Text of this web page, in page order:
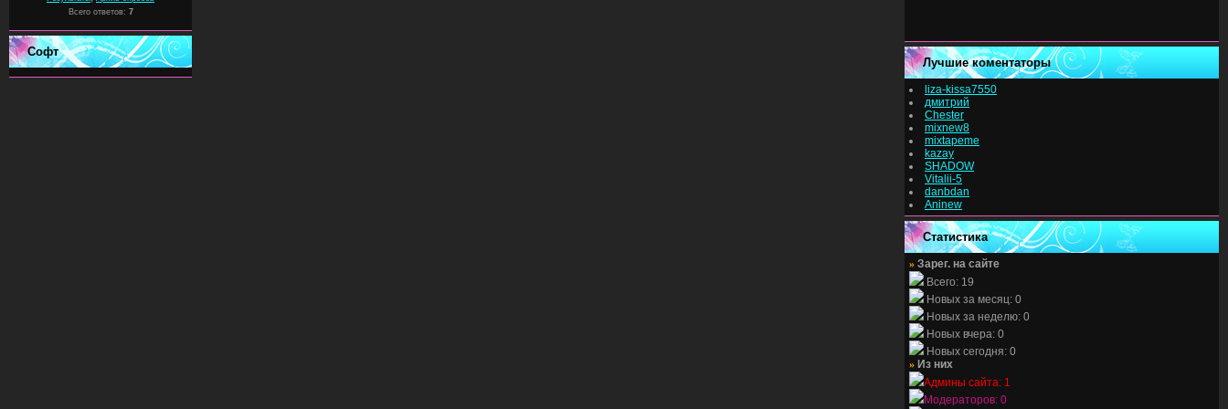
Всего ответов: 7
Софт
Лучшие коментаторы
liza-kissa7550
дмитрий
Chester
mixnew8
mixtapeme
kazay
SHADOW
Vitalii-5
danbdan
Aninew
Статистика
» Зарег. на сайте
Всего: 19
Новых за месяц: 0
Новых за неделю: 0
Новых вчера: 0
Новых сегодня: 0
» Из них
Админы сайта: 1
Модераторов: 0